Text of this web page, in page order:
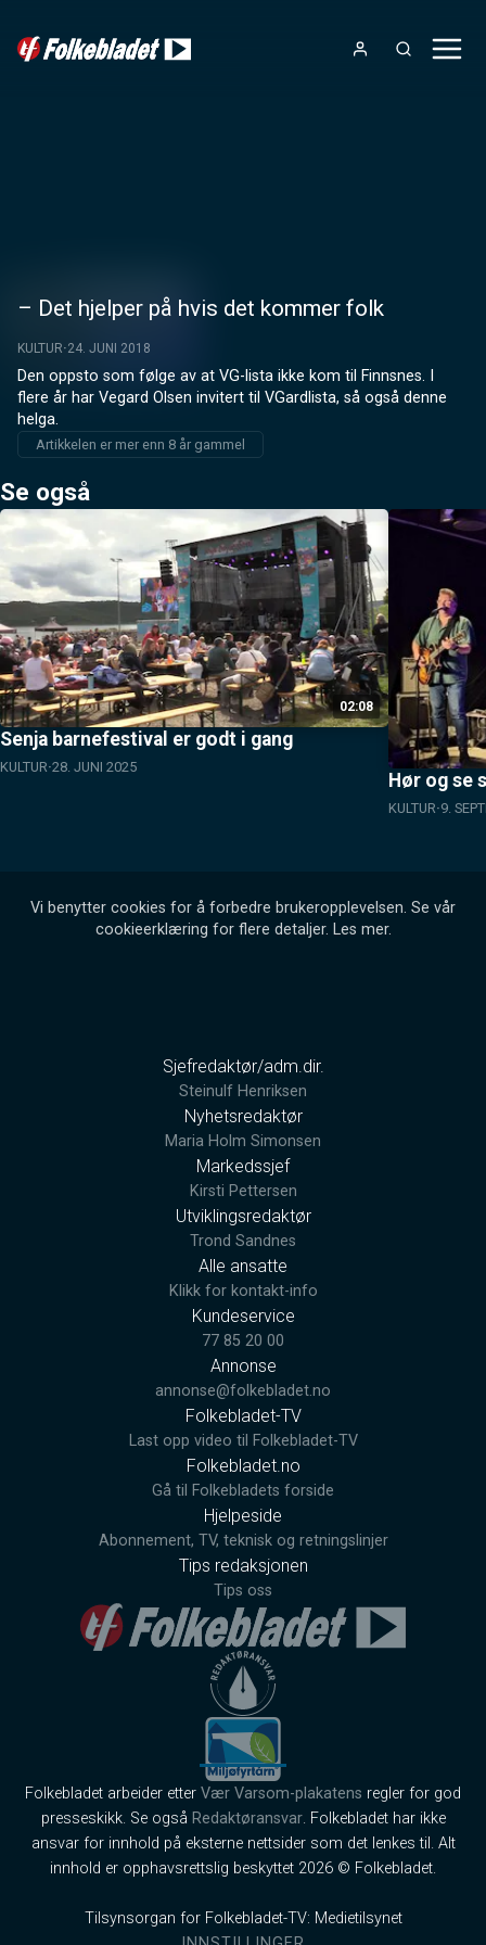
– Det hjelper på hvis det kommer folk
KULTUR 24. JUNI 2018
Den oppsto som følge av at VG-lista ikke kom til Finnsnes. I
flere år har Vegard Olsen invitert til VGardlista, så også denne
helga.
Artikkelen er mer enn 8 år gammel
Se også
02:08
Senja barnefestival er godt i gang
KULTUR 28. JUNI 2025
Hør og se
KULTUR 9.
Vi benytter cookies for å forbedre brukeropplevelsen. Se vår
cookieerklæring for flere detaljer. Les mer.
Sjefredaktør/adm.dir.
Steinulf Henriksen
Nyhetsredaktør
Maria Holm Simonsen
Markedssjef
Kirsti Pettersen
Utviklingsredaktør
Trond Sandnes
Alle ansatte
Klikk for kontakt-info
Kundeservice
77 85 20 00
Annonse
annonse@folkebladet.no
Folkebladet-TV
Last opp video til Folkebladet-TV
Folkebladet.no
Gå til Folkebladets forside
Hjelpeside
Abonnement, TV, teknisk og retningslinjer
Tips redaksjonen
Tips oss
Folkebladet arbeider etter Vær Varsom-plakatens regler for god
presseskikk. Se også Redaktøransvar. Folkebladet har ikke
ansvar for innhold på eksterne nettsider som det lenkes til. Alt
innhold er opphavsrettslig beskyttet 2026 © Folkebladet.
Tilsynsorgan for Folkebladet-TV: Medietilsynet